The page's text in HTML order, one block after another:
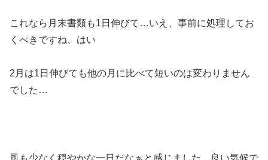
これなら月末書類も1日伸びて…いえ、事前に処理してお
くべきですね、はい
2月は1日伸びても他の月に比べて短いのは変わりません
でした…
風も少なく穏やかな一日だなぁと感じました、良い気候で